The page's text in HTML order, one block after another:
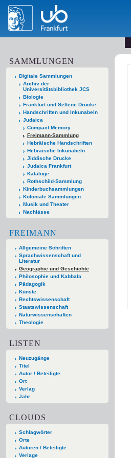
SAMMLUNGEN
Digitale Sammlungen
Archiv der
Universitätsbibliothek JCS
Biologie
Frankfurt und Seltene Drucke
Handschriften und Inkunabeln
Judaica
Compact Memory
Freimann-Sammlung
Hebräische Handschriften
Hebräische Inkunabeln
Jiddische Drucke
Judaica Frankfurt
Kataloge
Rothschild-Sammlung
Kinderbuchsammlungen
Koloniale Sammlungen
Musik und Theater
Nachlässe
FREIMANN
Allgemeine Schriften
Sprachwissenschaft und
Literatur
Geographie und Geschichte
Philosophie und Kabbala
Pädagogik
Künste
Rechtswissenschaft
Staatswissenschaft
Naturwissenschaften
Theologie
LISTEN
Neuzugänge
Titel
Autor / Beteiligte
Ort
Verlag
Jahr
CLOUDS
Schlagwörter
Orte
Autoren / Beteiligte
Verlage